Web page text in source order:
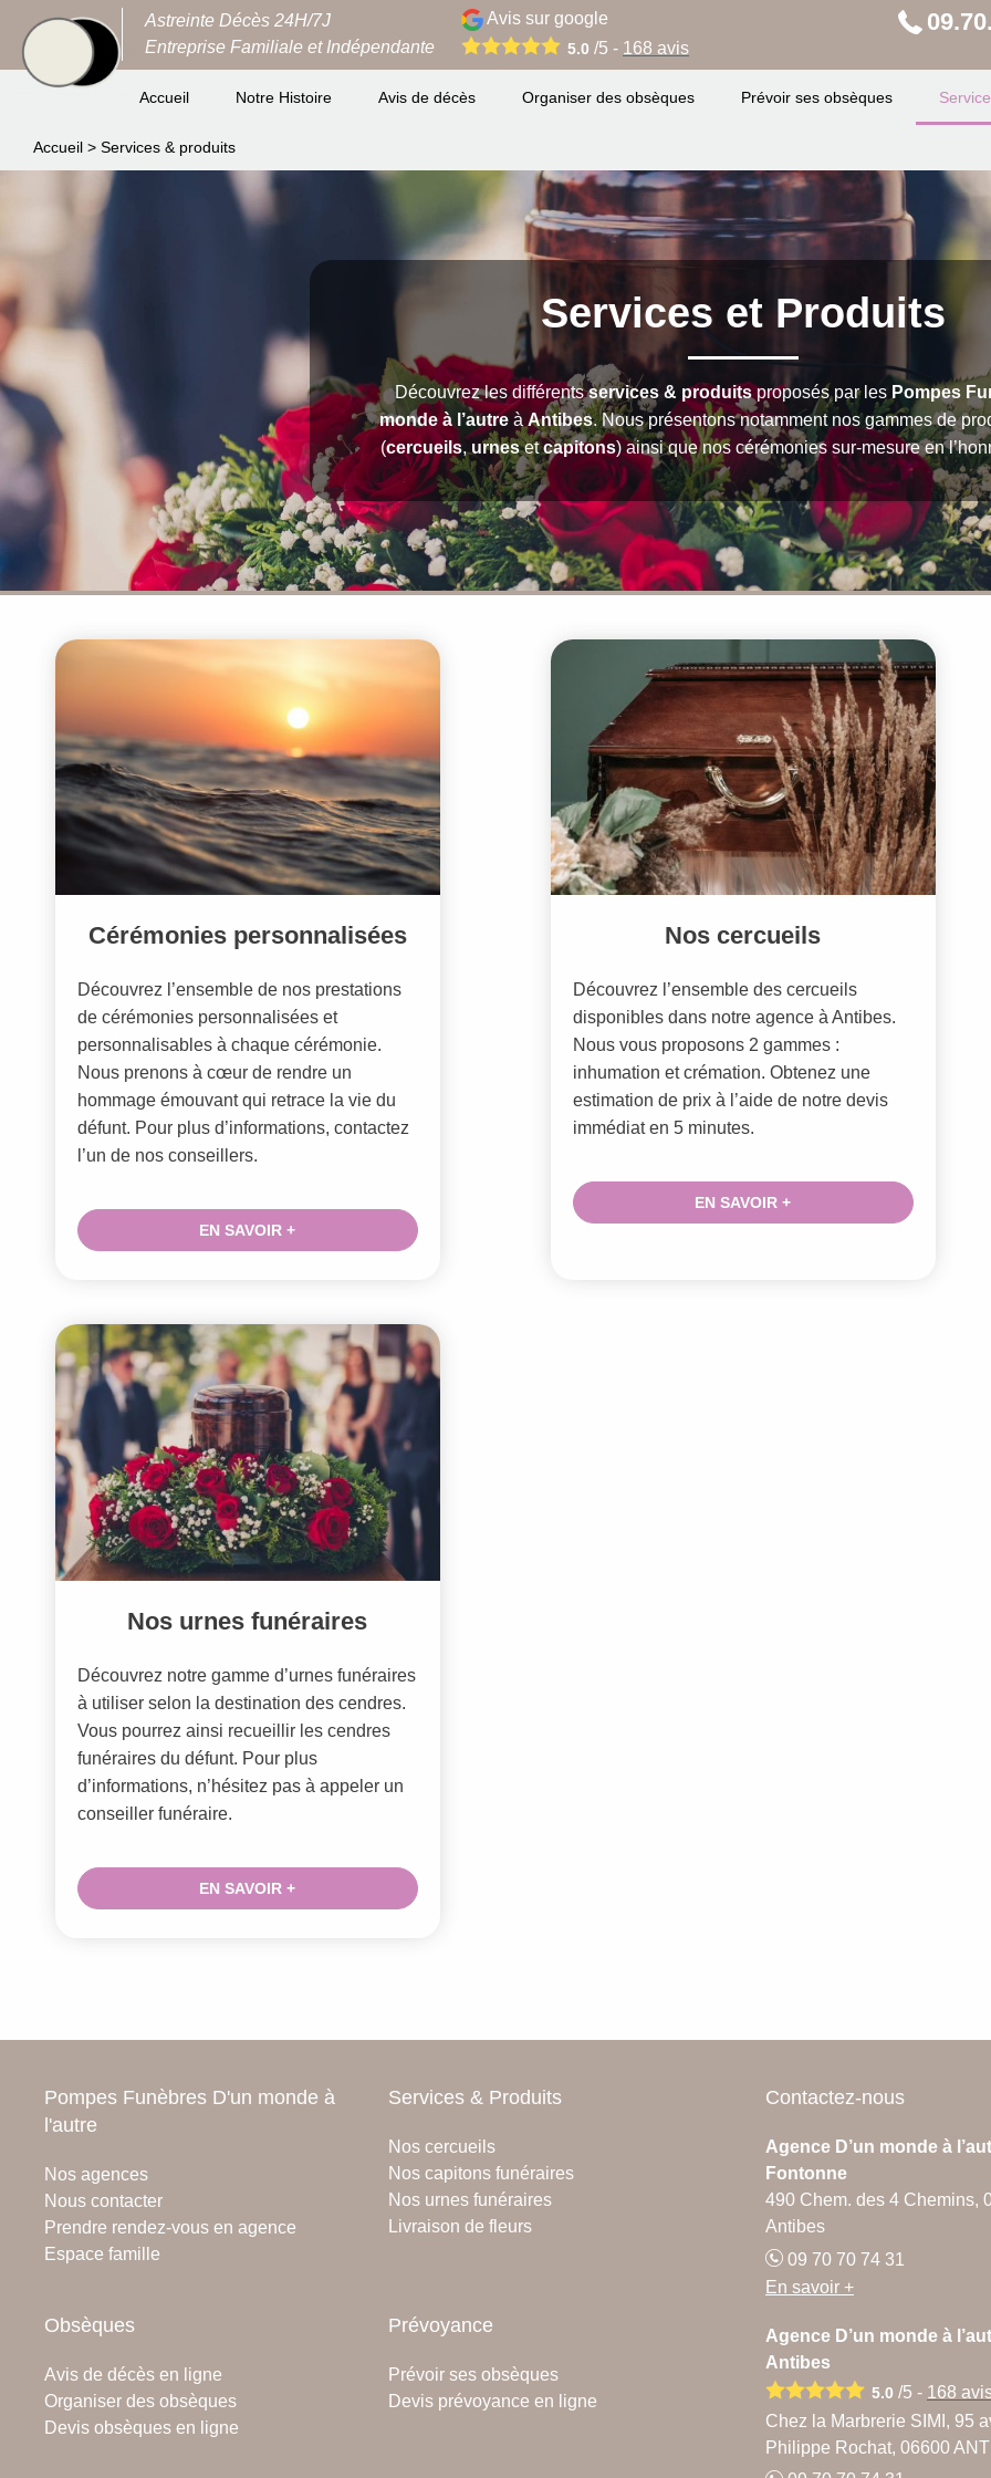
Astreinte Décès 24H/7J
Entreprise Familiale et Indépendante
Avis sur google
5.0 /5 - 168 avis
Accueil Notre Histoire Avis de décès Organiser des obsèques Prévoir ses obsèques
Accueil > Services & produits
Services et Produits
Découvrez les différentsservices & produitsproposés par les Pompes
monde à l’autreà Antibes. Nous présentons notamment nos gammes de
(cercueils, urnesetcapitons) ainsi que nos cérémonies sur-mesure en
Cérémonies personnalisées
Découvrez l’ensemble de nos prestations
de cérémonies personnalisées et
personnalisables à chaque cérémonie.
Nous prenons à cœur de rendre un
hommage émouvant qui retrace la vie du
défunt. Pour plus d’informations, contactez
l’un de nos conseillers.
EN SAVOIR +
Nos cercueils
Découvrez l’ensemble des cercueils
disponibles dans notre agence à Antibes.
Nous vous proposons 2 gammes :
inhumation et crémation. Obtenez une
estimation de prix à l’aide de notre devis
immédiat en 5 minutes.
EN SAVOIR +
Nos urnes funéraires
Découvrez notre gamme d’urnes funéraires
à utiliser selon la destination des cendres.
Vous pourrez ainsi recueillir les cendres
funéraires du défunt. Pour plus
d’informations, n’hésitez pas à appeler un
conseiller funéraire.
EN SAVOIR +
Pompes Funèbres D'un monde à
l'autre
Nos agences
Nous contacter
Prendre rendez-vous en agence
Espace famille
Services & Produits
Nos cercueils
Nos capitons funéraires
Nos urnes funéraires
Livraison de fleurs
Obsèques
Avis de décès en ligne
Organiser des obsèques
Devis obsèques en ligne
Prévoyance
Prévoir ses obsèques
Devis prévoyance en ligne
Contactez-nous
Agence D’un monde à
Fontonne
490 Chem. des 4 Chemins,
Antibes
09 70 70 74 31
En savoir +
Agence D’un monde à
Antibes
5.0 /5 - 168
Chez la Marbrerie SIMI, 95
Philippe Rochat, 06600